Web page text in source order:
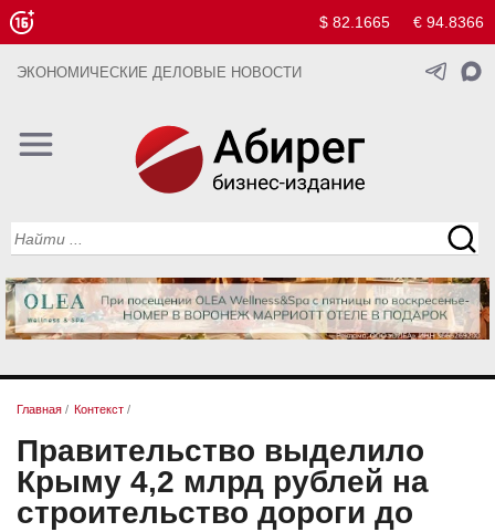
$ 82.1665 € 94.8366
ЭКОНОМИЧЕСКИЕ ДЕЛОВЫЕ НОВОСТИ
Главная / Контекст /
Правительство выделило
Крыму 4,2 млрд рублей на
строительство дороги до